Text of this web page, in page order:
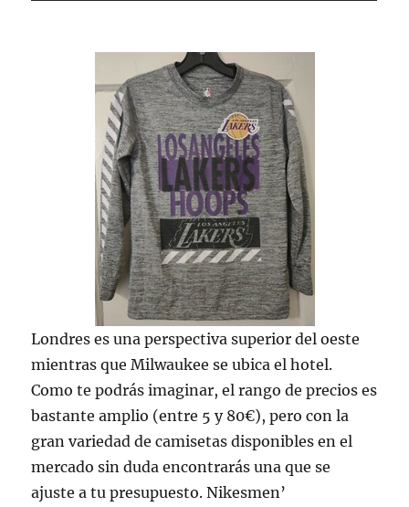
Londres es una perspectiva superior del oeste
mientras que Milwaukee se ubica el hotel.
Como te podrás imaginar, el rango de precios es
bastante amplio (entre 5 y 80€), pero con la
gran variedad de camisetas disponibles en el
mercado sin duda encontrarás una que se
ajuste a tu presupuesto. Nikesmen’